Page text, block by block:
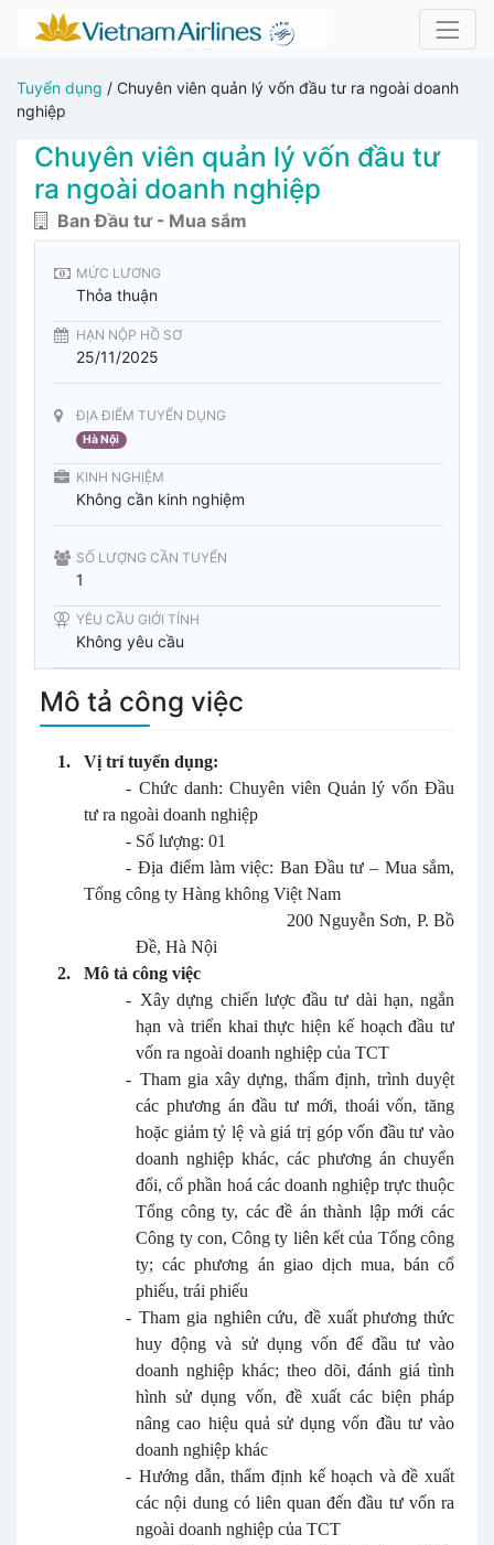
Tuyển dụng / Chuyên viên quản lý vốn đầu tư ra ngoài doanh
nghiệp
Chuyên viên quản lý vốn đầu tư
ra ngoài doanh nghiệp
Ban Đầu tư - Mua sắm
MỨC LƯƠNG
Thỏa thuận
HẠN NỘP HỒ SƠ
25/11/2025
ĐỊA ĐIỂM TUYỂN DỤNG
Hà Nội
KINH NGHIỆM
Không cần kinh nghiệm
SỐ LƯỢNG CẦN TUYỂN
1
YÊU CẦU GIỚI TÍNH
Không yêu cầu
Mô tả công việc
1.
Vị trí tuyển dụng:
- Chức danh: Chuyên viên Quản lý vốn Đầu
tư ra ngoài doanh nghiệp
- Số lượng: 01
- Địa điểm làm việc: Ban Đầu tư – Mua sắm,
Tổng công ty Hàng không Việt Nam
200 Nguyễn Sơn, P. Bồ
Đề, Hà Nội
2.
Mô tả công việc
- Xây dựng chiến lược đầu tư dài hạn, ngắn
hạn và triển khai thực hiện kế hoạch đầu tư
vốn ra ngoài doanh nghiệp của TCT
- Tham gia xây dựng, thẩm định, trình duyệt
các phương án đầu tư mới, thoái vốn, tăng
hoặc giảm tỷ lệ và giá trị góp vốn đầu tư vào
doanh nghiệp khác, các phương án chuyển
đổi, cổ phần hoá các doanh nghiệp trực thuộc
Tổng công ty, các đề án thành lập mới các
Công ty con, Công ty liên kết của Tổng công
ty; các phương án giao dịch mua, bán cổ
phiếu, trái phiếu
- Tham gia nghiên cứu, đề xuất phương thức
huy động và sử dụng vốn để đầu tư vào
doanh nghiệp khác; theo dõi, đánh giá tình
hình sử dụng vốn, đề xuất các biện pháp
nâng cao hiệu quả sử dụng vốn đầu tư vào
doanh nghiệp khác
- Hướng dẫn, thẩm định kế hoạch và đề xuất
các nội dung có liên quan đến đầu tư vốn ra
ngoài doanh nghiệp của TCT